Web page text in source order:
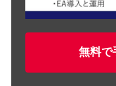
無料で